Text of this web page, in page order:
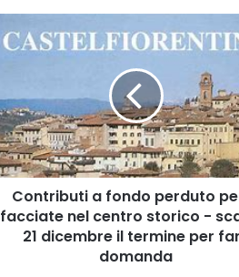
Contributi a fondo perduto
facciate nel centro storico -
21 dicembre il termine per
domanda